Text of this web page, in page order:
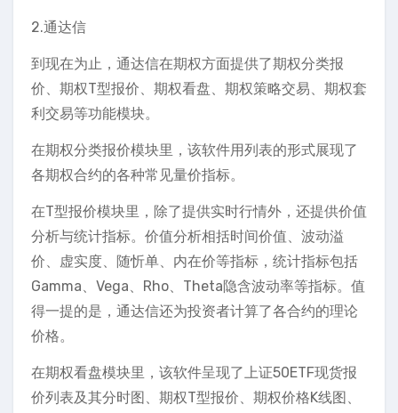
2.通达信
到现在为止，通达信在期权方面提供了期权分类报
价、期权T型报价、期权看盘、期权策略交易、期权套
利交易等功能模块。
在期权分类报价模块里，该软件用列表的形式展现了
各期权合约的各种常见量价指标。
在T型报价模块里，除了提供实时行情外，还提供价值
分析与统计指标。价值分析相括时间价值、波动溢
价、虚实度、随忻单、内在价等指标，统计指标包括
Gamma、Vega、Rho、Theta隐含波动率等指标。值
得一提的是，通达信还为投资者计算了各合约的理论
价格。
在期权看盘模块里，该软件呈现了上证50ETF现货报
价列表及其分时图、期权T型报价、期权价格K线图、